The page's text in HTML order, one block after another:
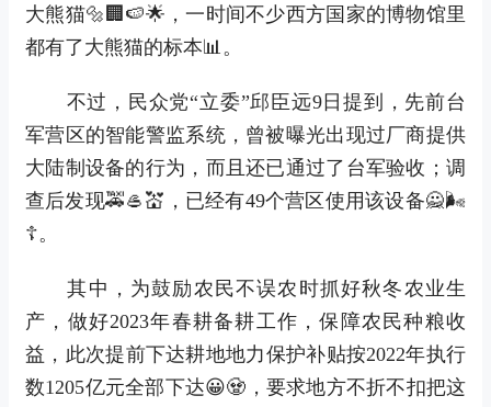
大熊猫🔩🏢🍉🌟，一时间不少西方国家的博物馆里
都有了大熊猫的标本📊。
不过，民众党“立委”邱臣远9日提到，先前台
军营区的智能警监系统，曾被曝光出现过厂商提供
大陆制设备的行为，而且还已通过了台军验收；调
查后发现🚕🥌💒，已经有49个营区使用该设备🙅🌬
☦。
其中，为鼓励农民不误农时抓好秋冬农业生
产，做好2023年春耕备耕工作，保障农民种粮收
益，此次提前下达耕地地力保护补贴按2022年执行
数1205亿元全部下达😀🧟，要求地方不折不扣把这